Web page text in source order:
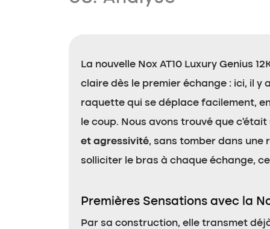
La nouvelle Nox AT10 Luxury Genius
claire dès le premier échange : ici, il y a
raquette qui se déplace facilement,
le coup. Nous avons trouvé que
et agressivité, sans tomber dans une
solliciter le bras à chaque échange,
Premières Sensations avec la
Par sa construction, elle transmet